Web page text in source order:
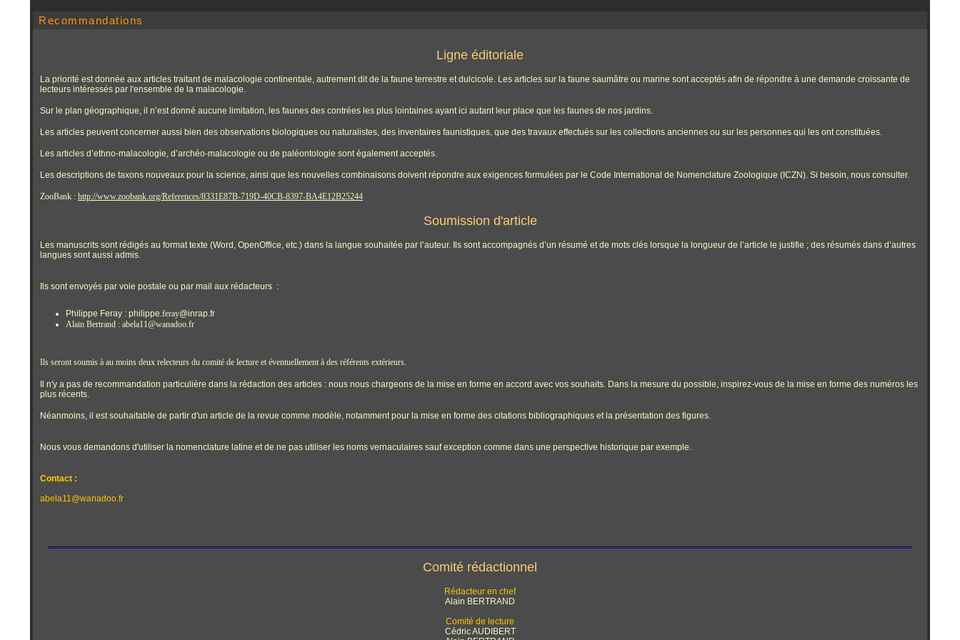
Recommandations
Ligne éditoriale
La priorité est donnée aux articles traitant de malacologie continentale, autrement dit de la faune terrestre et dulcicole. Les articles sur la faune saumâtre ou marine sont acceptés afin de répondre à une demande croissante de
lecteurs intéressés par l'ensemble de la malacologie.
Sur le plan géographique, il n’est donné aucune limitation, les faunes des contrées les plus lointaines ayant ici autant leur place que les faunes de nos jardins.
Les articles peuvent concerner aussi bien des observations biologiques ou naturalistes, des inventaires faunistiques, que des travaux effectués sur les collections anciennes ou sur les personnes qui les ont constituées.
Les articles d’ethno-malacologie, d’archéo-malacologie ou de paléontologie sont également acceptés.
Les descriptions de taxons nouveaux pour la science, ainsi que les nouvelles combinaisons doivent répondre aux exigences formulées par le Code International de Nomenclature Zoologique (ICZN). Si besoin, nous consulter.
ZooBank : http://www.zoobank.org/References/8331E87B-719D-40CB-8397-BA4E12B25244
Soumission d'article
Les manuscrits sont rédigés au format texte (Word, OpenOffice, etc.) dans la langue souhaitée par l’auteur. Ils sont accompagnés d’un résumé et de mots clés lorsque la longueur de l’article le justifie ; des résumés dans d’autres
langues sont aussi admis.
Ils sont envoyés par voie postale ou par mail aux rédacteurs :
Philippe Feray : philippe.feray@inrap.fr
Alain Bertrand : abela11@wanadoo.fr
Ils seront soumis à au moins deux relecteurs du comité de lecture et éventuellement à des référents extérieurs.
Il n'y a pas de recommandation particulière dans la rédaction des articles : nous nous chargeons de la mise en forme en accord avec vos souhaits. Dans la mesure du possible, inspirez-vous de la mise en forme des numéros les
plus récents.
Néanmoins, il est souhaitable de partir d'un article de la revue comme modèle, notamment pour la mise en forme des citations bibliographiques et la présentation des figures.
Nous vous demandons d'utiliser la nomenclature latine et de ne pas utiliser les noms vernaculaires sauf exception comme dans une perspective historique par exemple.
Contact :
abela11@wanadoo.fr
Comité rédactionnel
Rédacteur en chef
Alain BERTRAND
Comité de lecture
Cédric AUDIBERT